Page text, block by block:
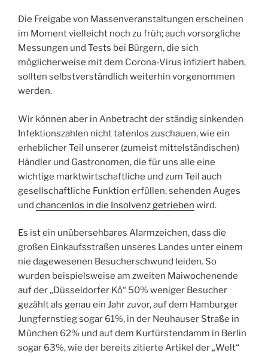
Die Freigabe von Massenveranstaltungen erscheinen
im Moment vielleicht noch zu früh; auch vorsorgliche
Messungen und Tests bei Bürgern, die sich
möglicherweise mit dem Corona-Virus infiziert haben,
sollten selbstverständlich weiterhin vorgenommen
werden.
Wir können aber in Anbetracht der ständig sinkenden
Infektionszahlen nicht tatenlos zuschauen, wie ein
erheblicher Teil unserer (zumeist mittelständischen)
Händler und Gastronomen, die für uns alle eine
wichtige marktwirtschaftliche und zum Teil auch
gesellschaftliche Funktion erfüllen, sehenden Auges
und chancenlos in die Insolvenz getrieben wird.
Es ist ein unübersehbares Alarmzeichen, dass die
großen Einkaufsstraßen unseres Landes unter einem
nie dagewesenen Besucherschwund leiden. So
wurden beispielsweise am zweiten Maiwochenende
auf der „Düsseldorfer Kö“ 50% weniger Besucher
gezählt als genau ein Jahr zuvor, auf dem Hamburger
Jungfernstieg sogar 61%, in der Neuhauser Straße in
München 62% und auf dem Kurfürstendamm in Berlin
sogar 63%, wie der bereits zitierte Artikel der „Welt“